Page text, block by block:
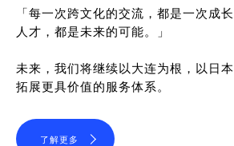
「每一次跨文化的交流，都是一次成
人才，都是未来的可能。」
未来，我们将继续以大连为根，以日
拓展更具价值的服务体系。
了解更多